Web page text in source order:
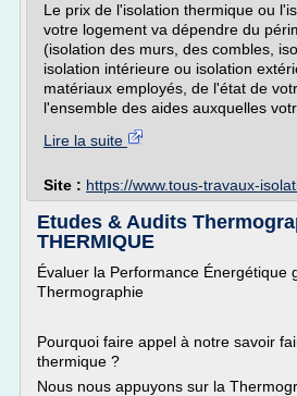
Le prix de l'isolation thermique ou
votre logement va dépendre du
(isolation des murs, des combles,
isolation intérieure ou isolation
matériaux employés, de l'état de
l'ensemble des aides auxquelles
Lire la suite
Site : https://www.tous-travaux-
Etudes & Audits
THERMIQUE
Évaluer la Performance Énergétique
Thermographie
Pourquoi faire appel à notre savoir
thermique ?
Nous nous appuyons sur la